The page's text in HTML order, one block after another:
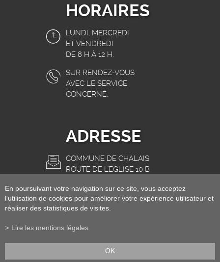
HORAIRES
LUNDI, MERCREDI
ET VENDREDI
DE 8 H À 12 H.
SUR RENDEZ-VOUS
AVEC LE SERVICE
CONCERNÉ.
ADRESSE
COMMUNE DE CHALAIS
ROUTE DE L'EGLISE 10 B
INFO@CHALAIS.CH
En poursuivant votre navigation sur ce site, vous acceptez
l'utilisation de cookies pour améliorer votre expérience utilisateur et
réaliser des statistiques de visites.
Lire les mentions légales
OK